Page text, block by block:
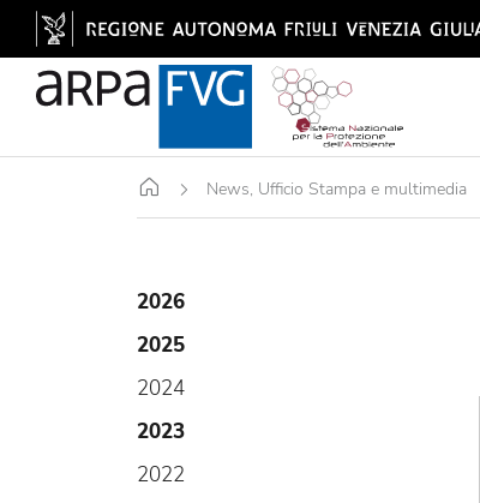
Home News, Ufficio Stampa e multimedia
2026
2025
2024
2023
2022